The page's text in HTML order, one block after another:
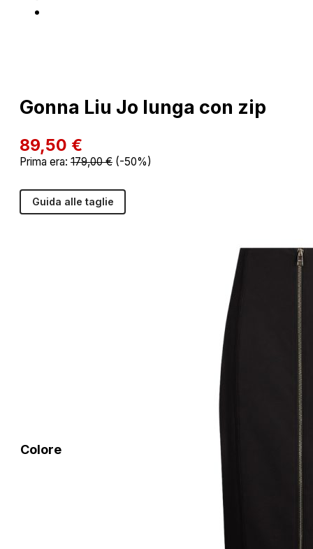
Gonna Liu Jo lunga con zip
89,50 €
Prima era: 179,00€ (-50%)
Guida alle taglie
Colore